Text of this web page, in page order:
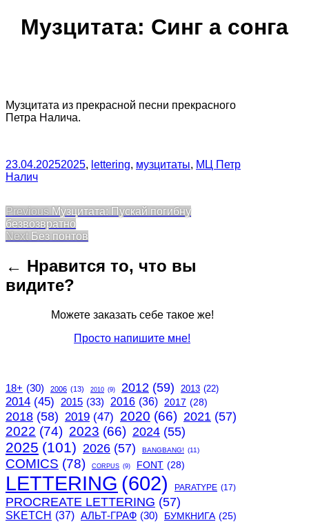
Музцитата: Синг а сонга
Музцитата из прекрасной песни прекрасного
Петра Налича.
23.04.20252025, lettering, музцитаты, МЦ Петр
Налич
Post
navigation
Previous Previous
post:
Музцитата: Пускай погибну
безвозвратно
Next Next
Без понтов
← Нравится то, что вы
видите?
Можете заказать себе такое же!
Просто напишите мне!
18+ (30) 2006 (13) 2010 (9) 2012 (59) 2013 (22)
2014 (45) 2015 (33) 2016 (36) 2017 (28)
2018 (58) 2019 (47) 2020 (66) 2021 (57)
2022 (74) 2023 (66) 2024 (55)
2025 (101) 2026 (57) BANGBANG! (11)
COMICS (78) CORPUS (9) FONT (28)
LETTERING (602) PARATYPE (17)
PROCREATE LETTERING (57)
SKETCH (37) АЛЬТ-ГРАФ (30) БУМКНИГА (25)